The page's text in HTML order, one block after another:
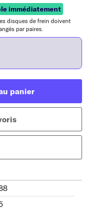
immédiatement
disques de frein doivent
par paires.
panier